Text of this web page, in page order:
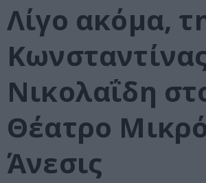
Λίγο ακόμα,
Νικολαΐδη
Θέατρο
Άνεσις